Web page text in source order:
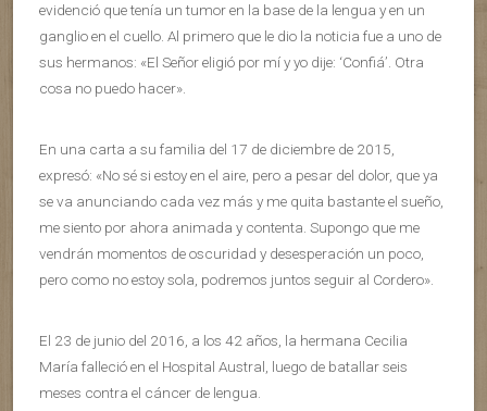
evidenció que tenía un tumor en la base de la lengua y en un
ganglio en el cuello. Al primero que le dio la noticia fue a uno de
sus hermanos: «El Señor eligió por mí y yo dije: ‘Confiá’. Otra
cosa no puedo hacer».
En una carta a su familia del 17 de diciembre de 2015,
expresó: «No sé si estoy en el aire, pero a pesar del dolor, que ya
se va anunciando cada vez más y me quita bastante el sueño,
me siento por ahora animada y contenta. Supongo que me
vendrán momentos de oscuridad y desesperación un poco,
pero como no estoy sola, podremos juntos seguir al Cordero».
El 23 de junio del 2016, a los 42 años, la hermana Cecilia
María falleció en el Hospital Austral, luego de batallar seis
meses contra el cáncer de lengua.